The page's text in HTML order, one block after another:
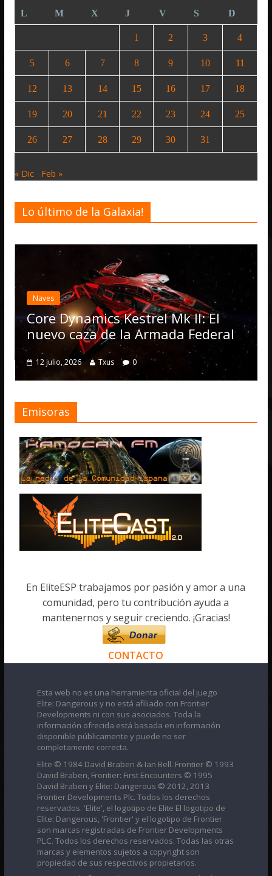
L
M X J V S D
1 2 3 4
5 6 7 8 9 10 11
12 13 14 15 16 17 18
19 20 21 22 23 24 25
26 27 28 29 30 31
« Dic Feb »
Lo último de la Galaxia!
Naves
Core Dynamics Kestrel Mk II: El
nuevo caza de la Armada Federal
12 julio, 2026 Txus 0
Emisoras
En EliteESP trabajamos por pasión y amor a una
comunidad, pero tu contribución ayuda a
mantenernos y seguir creciendo. ¡Gracias!
CONTACTO
Esta web no es una herramienta oficial del juego
Elite: Dangerous y no está afiliado con Frontier
Developments ni con sus asociados. Toda la
información ofrecida está basada en información
disponible públicamente y puede no ser
completamente correcta.
Elite © 1984 David Braben & Ian Bell. Frontier © 1993
David Braben, Frontier: First Encounters © 1995
David Braben y Elite: Dangerous © 2012, 2013
Frontier Developments Plc. Todos los derechos
reservados. 'Elite', el logotipo de Elite El logotipo de
Elite: Dangerous, 'Frontier' y el logotipo de Frontier
son marcas registradas de Frontier Developments
PLC. Todos los derechos reservados. Todas las otras
marcas y elementos sujetos a copyright son
propiedad de sus respectivos propietarios.